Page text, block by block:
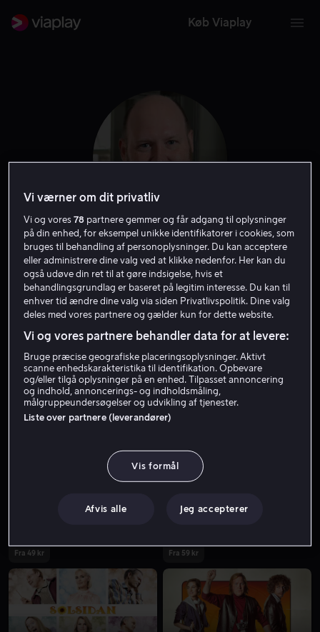
Køb Viaplay
Henrik Dorsin
Skuespiller Forfatter
Fra 49 kr Fra 59 kr
Vi værner om dit privatliv
Vi og vores78 partnere gemmer og får adgang til oplysninger
på din enhed, for eksempel unikke identifikatorer i cookies, som
bruges til behandling af personoplysninger. Du kan acceptere
eller administrere dine valg ved at klikke nedenfor. Her kan du
også udøve din ret til at gøre indsigelse, hvis et
behandlingsgrundlag er baseret på legitim interesse. Du kan til
enhver tid ændre dine valg via siden Privatlivspolitik. Dine valg
deles med vores partnere og gælder kun for dette website.
Vi og vores partnere behandler data for at levere:
Bruge præcise geografiske placeringsoplysninger. Aktivt
scanne enhedskarakteristika til identifikation. Opbevare
og/eller tilgå oplysninger på en enhed. Tilpasset annoncering
og indhold, annoncerings- og indholdsmåling,
målgruppeundersøgelser og udvikling af tjenester.
Liste over partnere (leverandører)
Vis formål
Afvis alle Jeg accepterer